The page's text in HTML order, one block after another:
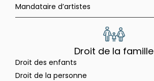
Mandataire d’artistes
Droit de la famille
Droit des enfants
Droit de la personne